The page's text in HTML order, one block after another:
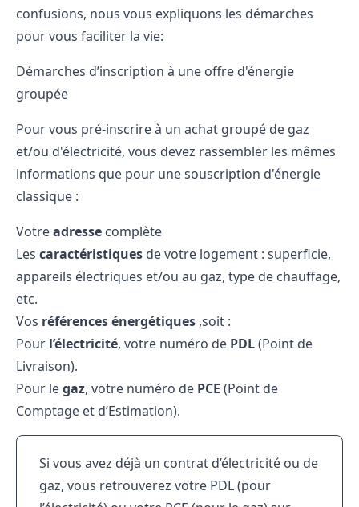
confusions, nous vous expliquons les démarches
pour vous faciliter la vie:
Démarches d’inscription à une offre d'énergie
groupée
Pour vous pré-inscrire à un achat groupé de gaz
et/ou d'électricité, vous devez rassembler les mêmes
informations que pour une souscription d'énergie
classique :
Votreadresse complète
Les caractéristiques de votre logement : superficie,
appareils électriques et/ou au gaz, type de chauffage,
etc.
Vos références énergétiques ,soit :
Pour l’électricité, votre numéro de PDL(Point de
Livraison).
Pour legaz, votre numéro de PCE (Point de
Comptage et d’Estimation).
Si vous avez déjà un contrat d’électricité ou de
gaz, vous retrouverez votre PDL (pour